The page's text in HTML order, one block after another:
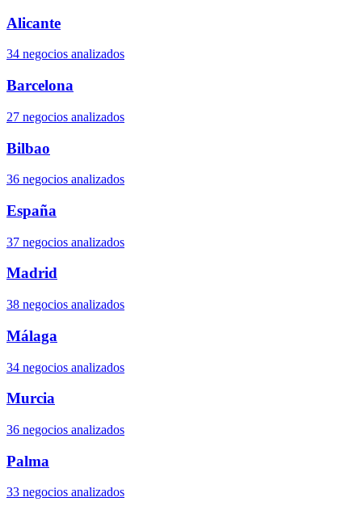
Alicante
34 negocios analizados
Barcelona
27 negocios analizados
Bilbao
36 negocios analizados
España
37 negocios analizados
Madrid
38 negocios analizados
Málaga
34 negocios analizados
Murcia
36 negocios analizados
Palma
33 negocios analizados